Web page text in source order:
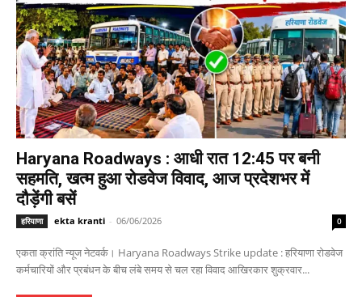
Haryana Roadways : आधी रात 12:45 पर बनी
सहमति, खत्म हुआ रोडवेज विवाद, आज प्रदेशभर में
दौड़ेंगी बसें
हरियाणा ekta kranti - 06/06/2026 0
एकता क्रांति न्यूज नेटवर्क। Haryana Roadways Strike update : हरियाणा रोडवेज
कर्मचारियों और प्रबंधन के बीच लंबे समय से चल रहा विवाद आखिरकार शुक्रवार...